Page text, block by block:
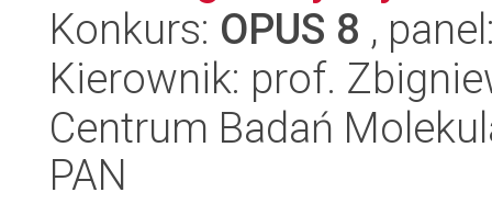
Konkurs: OPUS 8 ,
Kierownik: prof.
Centrum Badań
PAN